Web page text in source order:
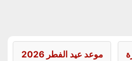
موعد عيد الفطر 2026